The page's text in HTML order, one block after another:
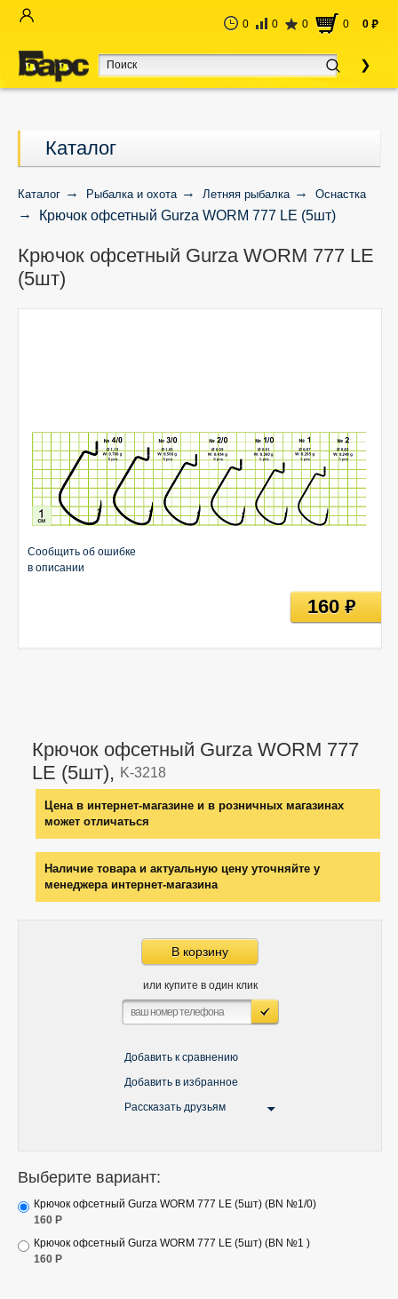
0 0 0 0 0 руб
Каталог
Каталог Рыбалка и охота Летняя рыбалка Оснастка
Крючок офсетный Gurza WORM 777 LE (5шт)
Крючок офсетный Gurza WORM 777 LE
(5шт)
Крючок офсетный Gurza WORM 777
LE (5шт), K-3218
Цена в интернет-магазине и в розничных магазинах
может отличаться
Наличие товара и актуальную цену уточняйте у
менеджера интернет-магазина
В корзину
или купите в один клик
Добавить к сравнению
Добавить в избранное
Рассказать друзьям
Сообщить об ошибке
в описании
160руб
Выберите вариант:
Крючок офсетный Gurza WORM 777 LE (5шт) (BN №1/0)
160 Р
Крючок офсетный Gurza WORM 777 LE (5шт) (BN №1 )
160 Р